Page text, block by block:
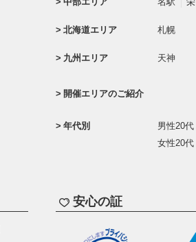
北海道エリア 札幌
九州エリア 天神
開催エリアのご紹介
年代別 男性20代
女性20代
安心の証